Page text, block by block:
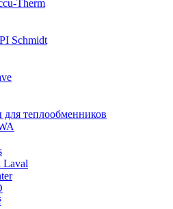
Therm
Schmidt
теплообменников
Laval